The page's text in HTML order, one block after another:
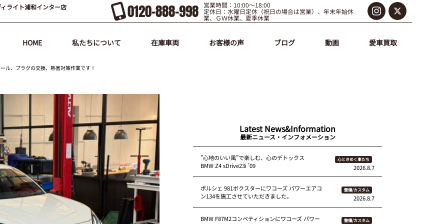
ライト浦和インター店 0120-888-998 営業時間：10:00～18:00
定休日：水曜日定休（祝日の場合は営業）、年末年始休
業、ＧＷ休業、夏季休業
HOME 私たちについて 在庫車両 お客様の声 ブログ 動画 愛車買取
ル、プラグの交換、熱害対策作業です！
Latest News&Information
最新ニュース・インフォメーション
”心地のいい風”で楽しむ、心のデトックス
BMW Z4 sDrive23i ’09
心ときめく車たち
2026.8.7
ポルシェ 981ボクスターにワコーズ パワーエアコ
ン134を施工させていただきました。
整備/カスタム
2026.8.7
BMW F87M2コンペティションにワコーズ パワー
整備/カスタム